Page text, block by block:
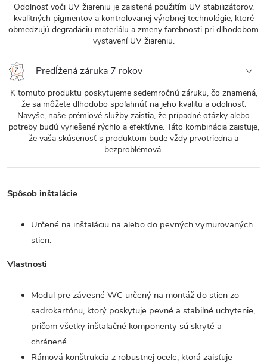
Odolnosť voči UV žiareniu je zaistená použitím UV stabilizátorov,
kvalitných pigmentov a kontrolovanej výrobnej technológie, ktoré
obmedzujú degradáciu materiálu a zmeny farebnosti pri dlhodobom
vystavení UV žiareniu.
Predĺžená záruka 7 rokov
K tomuto produktu poskytujeme sedemročnú záruku, čo znamená,
že sa môžete dlhodobo spoľahnúť na jeho kvalitu a odolnosť.
Navyše, naše prémiové služby zaistia, že prípadné otázky alebo
potreby budú vyriešené rýchlo a efektívne. Táto kombinácia zaisťuje,
že vaša skúsenosť s produktom bude vždy prvotriedna a
bezproblémová.
Spôsob inštalácie
Určené na inštaláciu na alebo do pevných vymurovaných
stien.
Vlastnosti
Modul pre závesné WC určený na montáž do stien zo
sadrokartónu, ktorý poskytuje pevné a stabilné uchytenie,
pričom všetky inštalačné komponenty sú skryté a
chránené.
Rámová konštrukcia z robustnej ocele, ktorá zaisťuje